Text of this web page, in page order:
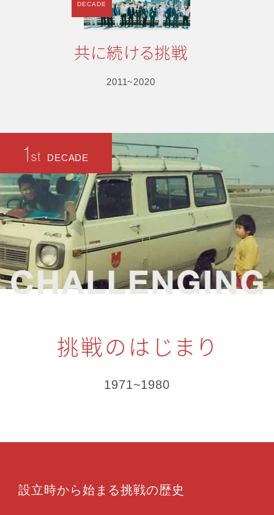
DECADE
共に続ける挑戦
2011~2020
1 st DECADE
挑戦のはじまり
1971~1980
設立時から始まる挑戦の歴史